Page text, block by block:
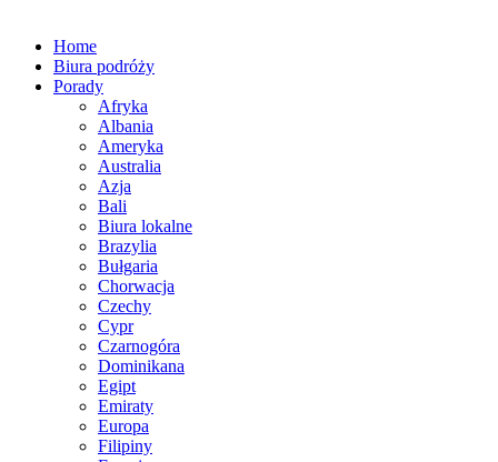
Home
Biura podróży
Porady
Afryka
Albania
Ameryka
Australia
Azja
Bali
Biura lokalne
Brazylia
Bułgaria
Chorwacja
Czechy
Cypr
Czarnogóra
Dominikana
Egipt
Emiraty
Europa
Filipiny